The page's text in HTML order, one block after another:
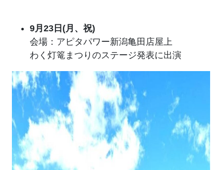
9月23日(月、祝)
会場：アピタパワー新潟亀田店屋上
わく灯篭まつりのステージ発表に出演